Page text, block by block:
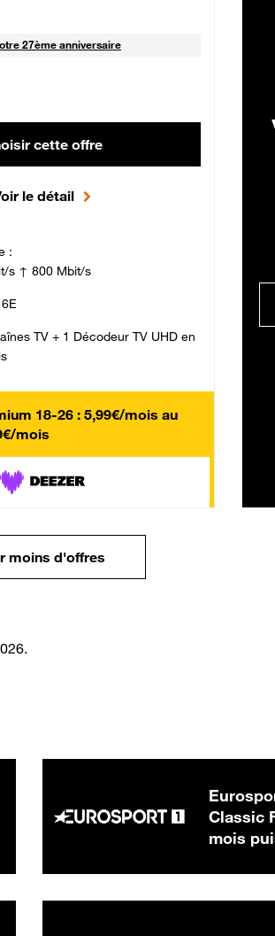
27ème anniversaire
cette offre
le détail
:
s ↑ 800 Mbit/s
TV + 1 Décodeur TV UHD en
18-26 : 5,99€/mois au
mois
moins d'offres
Classic
mois